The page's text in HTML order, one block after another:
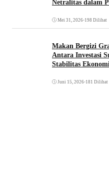
Netralitas dalam
Mei 31, 2026•198 Dilihat
Makan Bergizi
Antara Investasi
Stabilitas
Juni 15, 2026•181 Dilihat